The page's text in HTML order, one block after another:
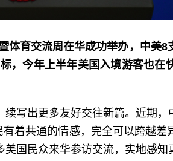
育交流周在华成功举办，中美
，今年上半年美国入境游客也在
写出更多友好交往新篇。近期
着共通的情感，完全可以跨越
国民众来华参访交流，实地感